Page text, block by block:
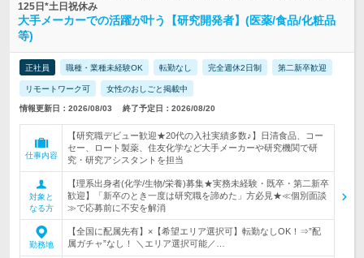
125日*土日祝休み
大手メーカーでの活躍が叶う【研究開発者】(医薬/食品/化粧品
等)
正社員 職種・業種未経験OK 転勤なし 完全週休2日制 第二新卒歓迎
リモートワーク可 女性のおしごと掲載中
情報更新日：2026/08/03 終了予定日：2026/08/20
仕事内容
【研究職デビュー歓迎★20代の入社実績多数♪】日清食品、コー
セー、ロート製薬、住友化学など大手メーカーや研究機関で研
究・研究アシスタントを担当
対象と
なる方
【理系出身者(化学/生物/栄養)募集★実務未経験・既卒・第二新卒
歓迎】「新卒のとき一度は研究職を諦めた」方必見★≪個別面談
≫で応募前に不安を解消
勤務地
【全国に配属先有】×【希望エリア選択可】転勤なしOK！⇒”配
属ガチャ”なし！ ＼エリア選択可能／…